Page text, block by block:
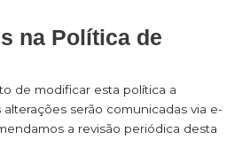
na Política de
de modificar esta política a
serão comunicadas via e-
a revisão periódica desta